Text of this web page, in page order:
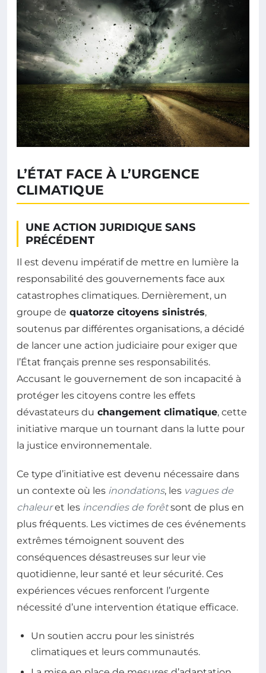
L’ÉTAT FACE À L’URGENCE
CLIMATIQUE
UNE ACTION JURIDIQUE SANS
PRÉCÉDENT
Il est devenu impératif de mettre en lumière la
responsabilité des gouvernements face aux
catastrophes climatiques. Dernièrement, un
groupe de quatorze citoyens sinistrés,
soutenus par différentes organisations, a décidé
de lancer une action judiciaire pour exiger que
l’État français prenne ses responsabilités.
Accusant le gouvernement de son incapacité à
protéger les citoyens contre les effets
dévastateurs du changement climatique, cette
initiative marque un tournant dans la lutte pour
la justice environnementale.
Ce type d’initiative est devenu nécessaire dans
un contexte où les inondations, les vagues de
chaleuret les incendies de forêtsont de plus en
plus fréquents. Les victimes de ces événements
extrêmes témoignent souvent des
conséquences désastreuses sur leur vie
quotidienne, leur santé et leur sécurité. Ces
expériences vécues renforcent l’urgente
nécessité d’une intervention étatique efficace.
Un soutien accru pour les sinistrés
climatiques et leurs communautés.